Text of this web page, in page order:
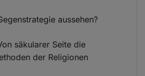
aussehen?
säkularer Seite die
der Religionen